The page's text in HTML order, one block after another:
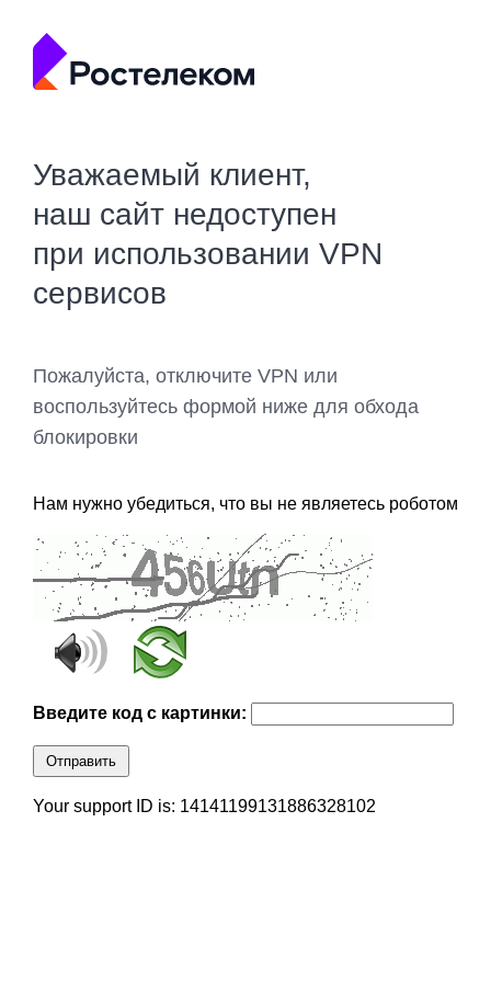
Уважаемый клиент,
наш сайт недоступен
при использовании VPN
сервисов
Пожалуйста, отключите VPN или
воспользуйтесь формой ниже для обхода
блокировки
Нам нужно убедиться, что вы не являетесь роботом
Введите код с картинки:
Отправить
Your support ID is: 14141199131886328102